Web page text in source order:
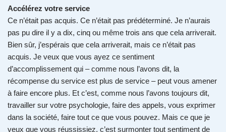
Accélérez votre service
Ce n’était pas acquis. Ce n’était pas prédéterminé. Je n’aurais
pas pu dire il y a dix, cinq ou même trois ans que cela arriverait.
Bien sûr, j’espérais que cela arriverait, mais ce n’était pas
acquis. Je veux que vous ayez ce sentiment
d’accomplissement qui – comme nous l’avons dit, la
récompense du service est plus de service – peut vous amener
à faire encore plus. Et c’est, comme nous l’avons toujours dit,
travailler sur votre psychologie, faire des appels, vous exprimer
dans la société, faire tout ce que vous pouvez. Mais ce que je
veux que vous réussissiez, c’est surmonter tout sentiment de